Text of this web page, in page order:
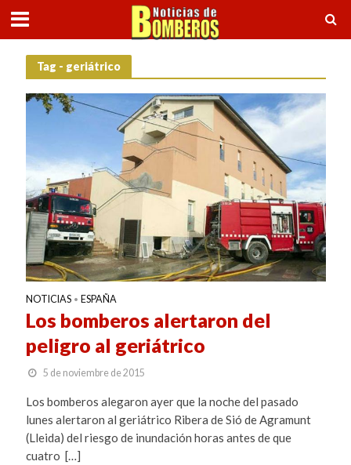
Tag - geriátrico
NOTICIAS • ESPAÑA
Los bomberos alertaron del
peligro al geriátrico
5 de noviembre de 2015
Los bomberos alegaron ayer que la noche del pasado
lunes alertaron al geriátrico Ribera de Sió de Agramunt
(Lleida) del riesgo de inundación horas antes de que
cuatro […]